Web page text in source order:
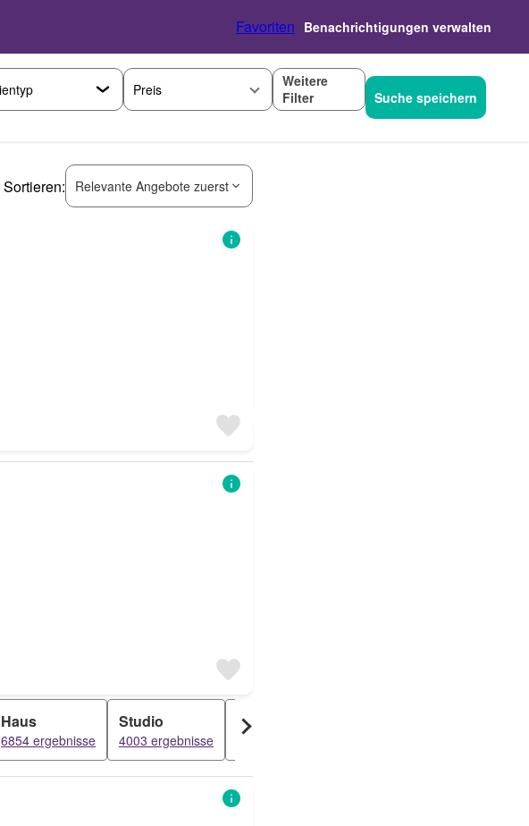
Favoriten Benachrichtigungen verwalten
Preis
Weitere
Filter
Suche speichern
Sortieren: Relevante Angebote zuerst
Haus
6854 ergebnisse
Studio
4003 ergebnisse
Attikawohnung
1600 ergebnisse